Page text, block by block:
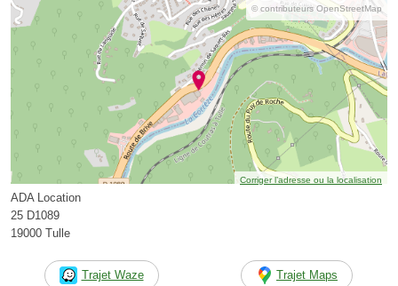
© contributeurs OpenStreetMap
Corriger l’adresse ou la localisation
ADA Location
25 D1089
19000 Tulle
Trajet Waze Trajet Maps